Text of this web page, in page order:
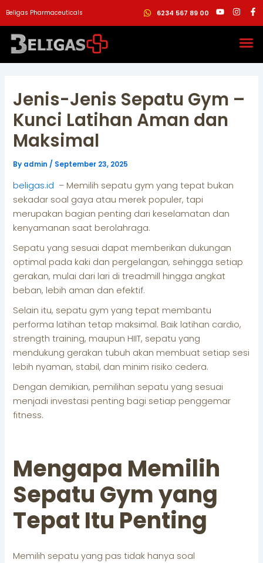
content
Beligas Pharmaceuticals 6234 567 89 00 Y
o
u
I
n
s
a
g
F
a
c
b
o
Jenis-Jenis Sepatu Gym –
Kunci Latihan Aman dan
Maksimal
By admin / September 23, 2025
beligas.id – Memilih sepatu gym yang tepat bukan
sekadar soal gaya atau merek populer, tapi
merupakan bagian penting dari keselamatan dan
kenyamanan saat berolahraga.
Sepatu yang sesuai dapat memberikan dukungan
optimal pada kaki dan pergelangan, sehingga setiap
gerakan, mulai dari lari di treadmill hingga angkat
beban, lebih aman dan efektif.
Selain itu, sepatu gym yang tepat membantu
performa latihan tetap maksimal. Baik latihan cardio,
strength training, maupun HIIT, sepatu yang
mendukung gerakan tubuh akan membuat setiap sesi
lebih nyaman, stabil, dan minim risiko cedera.
Dengan demikian, pemilihan sepatu yang sesuai
menjadi investasi penting bagi setiap penggemar
fitness.
Mengapa Memilih
Sepatu Gym yang
Tepat Itu Penting
Memilih sepatu yang pas tidak hanya soal